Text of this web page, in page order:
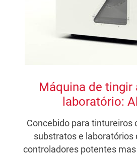
Máquina de tingir
laboratório:
Concebido para tintureiros
substratos e laboratórios
controladores potentes mas